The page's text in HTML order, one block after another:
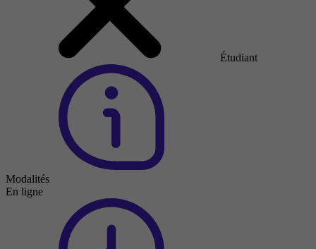
Étudiant
Modalités
En ligne